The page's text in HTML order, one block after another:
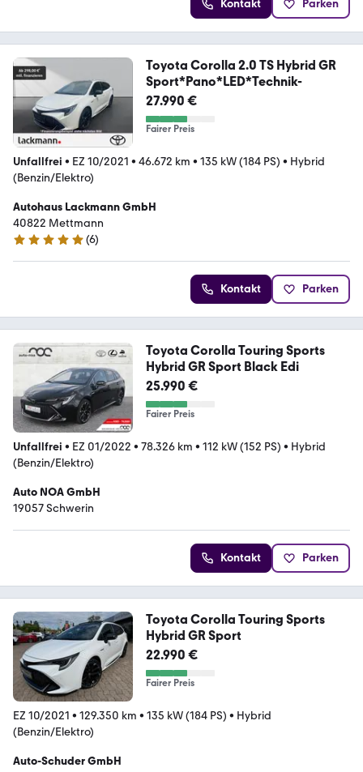
Kontakt Parken
Toyota Corolla 2.0 TS Hybrid GR
Sport*Pano*LED*Technik-
27.990 €
Fairer Preis
Unfallfrei • EZ 10/2021 • 46.672 km • 135 kW (184 PS) • Hybrid
(Benzin/Elektro)
Autohaus Lackmann GmbH
40822 Mettmann
5 Sterne
(6)
Kontakt Parken
Toyota Corolla Touring Sports
Hybrid GR Sport Black Edi
25.990 €
Fairer Preis
Unfallfrei • EZ 01/2022 • 78.326 km • 112 kW (152 PS) • Hybrid
(Benzin/Elektro)
Auto NOA GmbH
19057 Schwerin
Kontakt Parken
Toyota Corolla Touring Sports
Hybrid GR Sport
22.990 €
Fairer Preis
EZ 10/2021 • 129.350 km • 135 kW (184 PS) • Hybrid
(Benzin/Elektro)
Auto-Schuder GmbH